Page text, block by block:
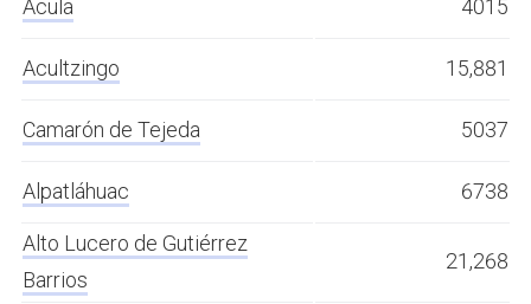
Acula 4015
Acultzingo 15,881
Camarón de Tejeda 5037
Alpatláhuac 6738
Alto Lucero de Gutiérrez
Barrios
21,268